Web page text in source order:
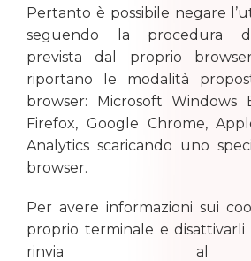
Pertanto è possibile negare
seguendo la procedura di
prevista dal proprio
riportano le modalità
browser: Microsoft Windows
Firefox, Google Chrome,
Analytics scaricando uno
browser.
Per avere informazioni sui
proprio terminale e disattivarli
rinvia al